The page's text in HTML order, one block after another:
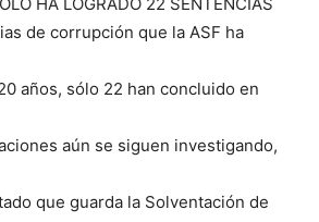
de corrupción que la ASF ha
años, sólo 22 han concluido en
aún se siguen investigando,
que guarda la Solventación de